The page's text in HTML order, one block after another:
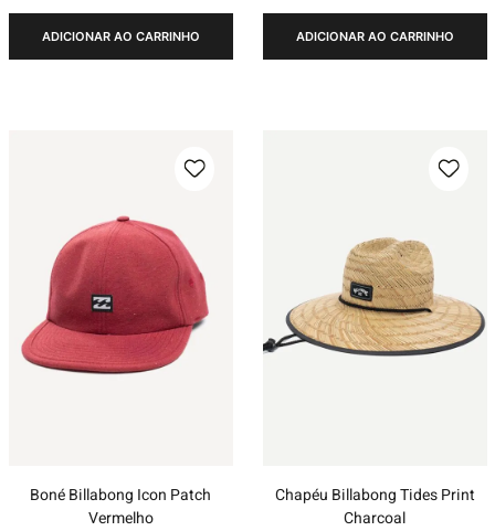
ADICIONAR AO CARRINHO ADICIONAR AO CARRINHO
Boné Billabong Icon Patch
Vermelho
Chapéu Billabong Tides Print
Charcoal